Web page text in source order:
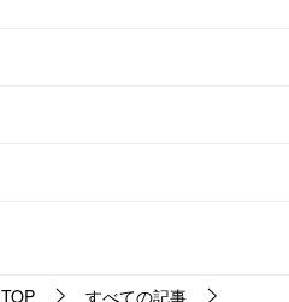
TOP
すべての記事